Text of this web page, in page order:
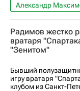
Александр
Игорь Акинфеев
Вячеслав
Радимов жестко
вратаря
"Зенитом"
Бывший
игру вратаря
клубом из Санкт-